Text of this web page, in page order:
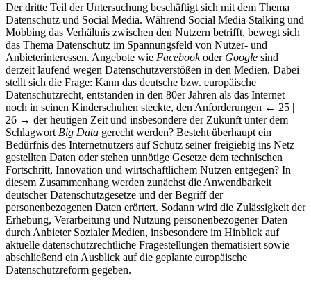
Der dritte Teil der Untersuchung beschäftigt sich mit dem Thema
Datenschutz und Social Media. Während Social Media Stalking und
Mobbing das Verhältnis zwischen den Nutzern betrifft, bewegt sich
das Thema Datenschutz im Spannungsfeld von Nutzer- und
Anbieterinteressen. Angebote wie Facebookoder Google sind
derzeit laufend wegen Datenschutzverstößen in den Medien. Dabei
stellt sich die Frage: Kann das deutsche bzw. europäische
Datenschutzrecht, entstanden in den 80er Jahren als das Internet
noch in seinen Kinderschuhen steckte, den Anforderungen ← 25 |
26 → der heutigen Zeit und insbesondere der Zukunft unter dem
Schlagwort Big Data gerecht werden? Besteht überhaupt ein
Bedürfnis des Internetnutzers auf Schutz seiner freigiebig ins Netz
gestellten Daten oder stehen unnötige Gesetze dem technischen
Fortschritt, Innovation und wirtschaftlichem Nutzen entgegen? In
diesem Zusammenhang werden zunächst die Anwendbarkeit
deutscher Datenschutzgesetze und der Begriff der
personenbezogenen Daten erörtert. Sodann wird die Zulässigkeit der
Erhebung, Verarbeitung und Nutzung personenbezogener Daten
durch Anbieter Sozialer Medien, insbesondere im Hinblick auf
aktuelle datenschutzrechtliche Fragestellungen thematisiert sowie
abschließend ein Ausblick auf die geplante europäische
Datenschutzreform gegeben.